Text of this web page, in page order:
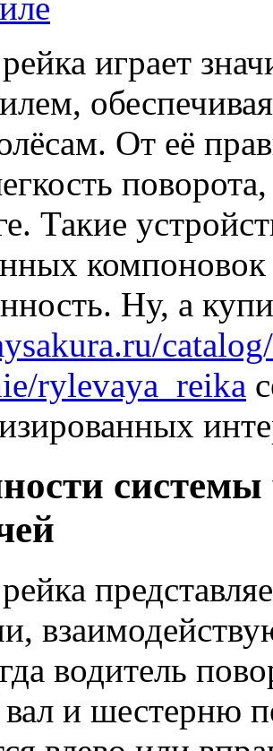
играет
От её
Такие
Ну, а
rylevaya_reika
водитель
и шестерню